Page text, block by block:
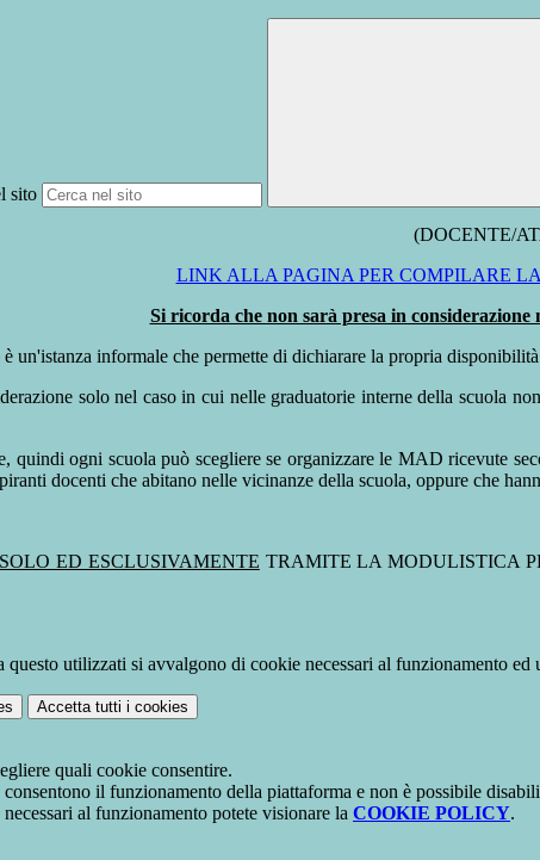
sito
(DOCENTE/
LINK ALLA PAGINA PER COMPILARE
Si ricorda che non sarà presa in
è un'istanza informale che permette di dichiarare la propria
solo nel caso in cui nelle graduatorie interne della scuola
quindi ogni scuola può scegliere se organizzare le MAD ricevute
docenti che abitano nelle vicinanze della scuola, oppure che
SOLO ED ESCLUSIVAMENTE TRAMITE LA MODULISTICA
questo utilizzati si avvalgono di cookie necessari al funzionamento
Accetta tutti i cookies
quali cookie consentire.
il funzionamento della piattaforma e non è possibile
al funzionamento potete visionare la COOKIE POLICY.